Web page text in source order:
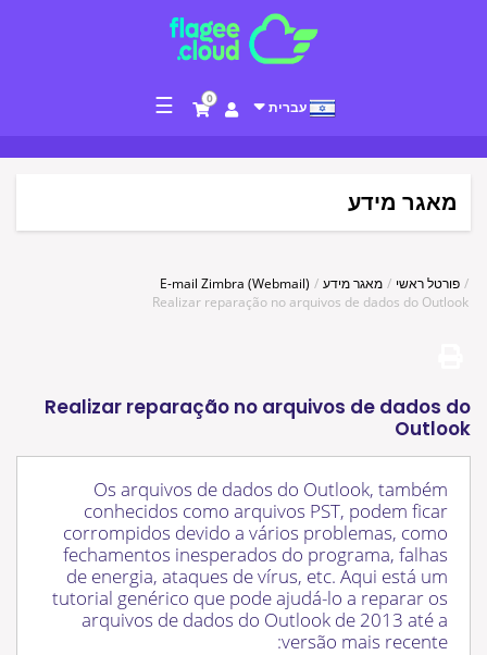
עברית 0
☰
מאגר מידע
פורטל ראשי מאגר מידע
E-mail Zimbra (Webmail)
Realizar reparação no arquivos de dados do Outlook
Realizar reparação no arquivos de dados do
Outlook
Os arquivos de dados do Outlook, também
conhecidos como arquivos PST, podem ficar
corrompidos devido a vários problemas, como
fechamentos inesperados do programa, falhas
de energia, ataques de vírus, etc. Aqui está um
tutorial genérico que pode ajudá-lo a reparar os
arquivos de dados do Outlook de 2013 até a
versão mais recente: